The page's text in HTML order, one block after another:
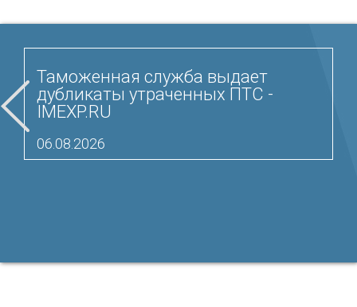
Таможенная служба выдает
дубликаты утраченных ПТС -
IMEXP.RU
06.08.2026